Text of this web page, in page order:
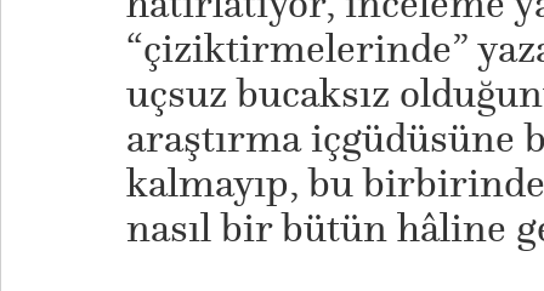
“çiziktirmelerinde”
uçsuz bucaksız
araştırma içgüdüsüne
kalmayıp, bu
nasıl bir bütün hâline